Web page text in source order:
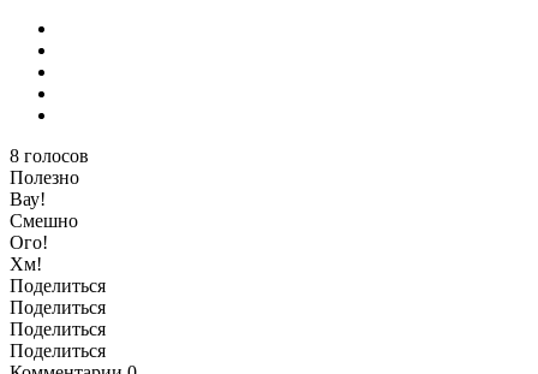
8 голосов
Полезно
Вау!
Смешно
Ого!
Хм!
Поделиться
Поделиться
Поделиться
Поделиться